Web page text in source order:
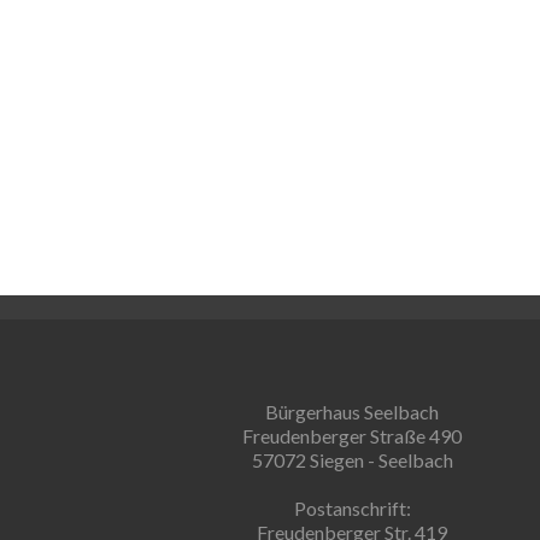
Bürgerhaus Seelbach
Freudenberger Straße 490
57072 Siegen - Seelbach
Postanschrift:
Freudenberger Str. 419